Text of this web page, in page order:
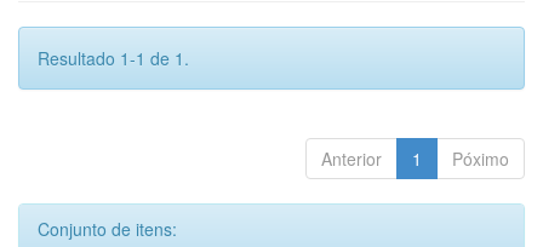
Resultado 1-1 de 1.
Anterior 1 Póximo
Conjunto de itens: